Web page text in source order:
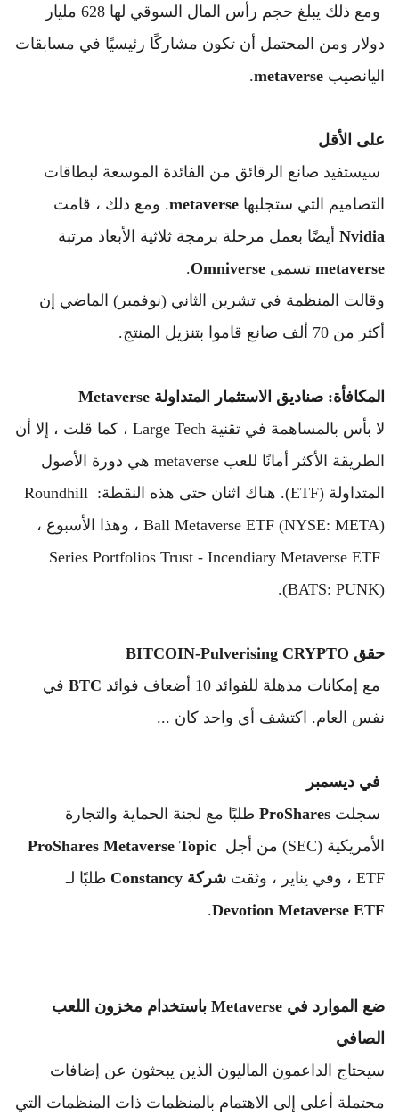
اليانصيب metaverse
.
على الأقل
التصاميم التي ستجلبها metaverse
. ومع ذلك ، قامت
Nvidia أيضًا بعمل مرحلة برمجة ثلاثية الأبعاد مرتبة
metaverse تسمى Omniverse
.
أكثر من 70 ألف صانع قاموا بتنزيل المنتج.
المكافأة: صناديق الاستثمار المتداولة Metaverse
المتداولة (ETF).
هناك اثنان حتى هذه النقطة: Roundhill
Series Portfolios Trust - Incendiary Metaverse ETF
(BATS: PUNK).
حقق BITCOIN-Pulverising CRYPTO
BTC
نفس العام. اكتشف أي واحد كان ...
في ديسمبر
ProShares
الأمريكية (SEC) من أجل
ProShares Metaverse Topic
ETF ، وفي يناير ، وثقت
شركة Constancy طلبًا لـ
Devotion Metaverse ETF
.
الصافي